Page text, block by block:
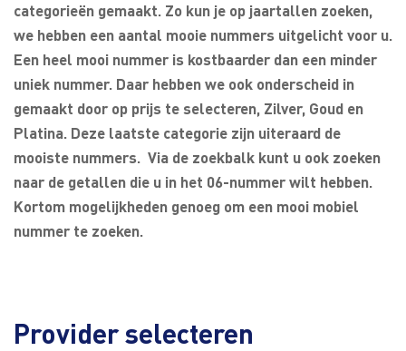
categorieën gemaakt. Zo kun je op jaartallen zoeken,
we hebben een aantal mooie nummers uitgelicht voor u.
Een heel mooi nummer is kostbaarder dan een minder
uniek nummer. Daar hebben we ook onderscheid in
gemaakt door op prijs te selecteren, Zilver, Goud en
Platina. Deze laatste categorie zijn uiteraard de
mooiste nummers. Via de zoekbalk kunt u ook zoeken
naar de getallen die u in het 06-nummer wilt hebben.
Kortom mogelijkheden genoeg om een mooi mobiel
nummer te zoeken.
Provider selecteren